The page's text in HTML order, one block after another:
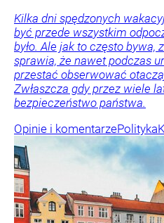
Kilka dni spędzonych
być przede wszystkim
było. Ale jak to często
sprawia, że nawet podczas
przestać obserwować
Zwłaszcza gdy przez wiele
bezpieczeństwo państwa.
Opinie i komentarzePolityka